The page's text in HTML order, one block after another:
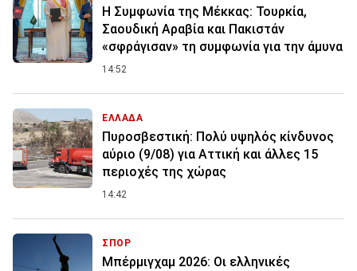
Η Συμφωνία της Μέκκας: Τουρκία,
Σαουδική Αραβία και Πακιστάν
«σφράγισαν» τη συμφωνία για την άμυνα
14:52
ΕΛΛΑΔΑ
Πυροσβεστική: Πολύ υψηλός κίνδυνος
αύριο (9/08) για Αττική και άλλες 15
περιοχές της χώρας
14:42
ΣΠΟΡ
Μπέρμιγχαμ 2026: Οι ελληνικές